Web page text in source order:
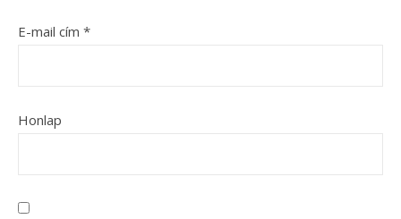
E-mail cím *
Honlap